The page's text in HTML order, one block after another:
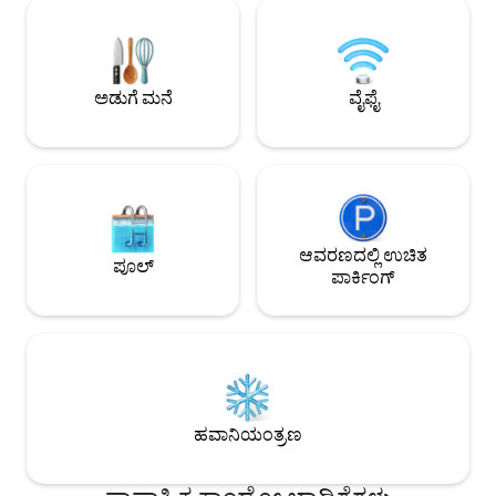
ಅನ್ವಯಿಸುತ್ತವೆ) ಪಾರ್ಕಿಂಗ್ ಲಭ್ಯವಿದೆ (ಶುಲ್ಕಗಳು
ಅನ್ವಯಿಸುತ್ತವೆ), ಮತ್ತು 24-ಗಂಟೆಗಳ ಭದ್ರತೆ-
ವ್ಯವಹಾರ ಅಥವಾ ವಿರಾಮದ ವಾಸ್ತವ್ಯಗಳಿಗೆ
ಸೂಕ್ತವಾಗಿದೆ.
ಚೆಕ್-ಇನ್ ಚೆಕ್ ಔಟ್
ತಡವಾಗಿಲ್ಲ
ವಿನಂತಿಸಬಹುದು
ಬದಲಾವಣೆಗೆ
ಅಡುಗೆ ಮನೆ ವೈಫೈ
ಪೂಲ್
ಆವರಣದಲ್ಲಿ ಉಚಿತ
ಪಾರ್ಕಿಂಗ್
ಹವಾನಿಯಂತ್ರಣ